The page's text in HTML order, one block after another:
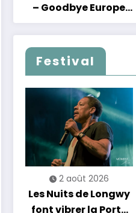
– Goodbye Europe
2027
Festival
2 août 2026
Les Nuits de Longwy
font vibrer la Porte